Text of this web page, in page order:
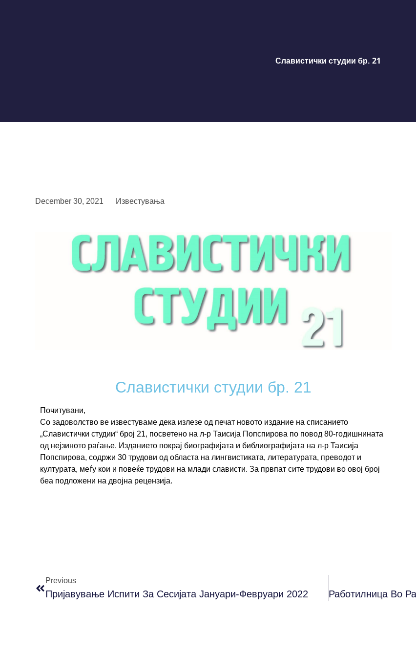
Славистички студии бр. 21
December 30, 2021 Известувања
Славистички студии бр. 21
Почитувани,
Со задоволство ве известуваме дека излезе од печат новото издание на списанието
„Славистички студии“ број 21, посветено на л-р Таисија Попспирова по повод 80-годишнината
од нејзиното раѓање. Изданието покрај биографијата и библиографијата на л-р Таисија
Попспирова, содржи 30 трудови од областа на лингвистиката, литературата, преводот и
културата, меѓу кои и повеќе трудови на млади слависти. За првпат сите трудови во овој број
беа подложени на двојна рецензија.
Previous
Пријавување Испити За Сесијата Јануари-Февруари 2022